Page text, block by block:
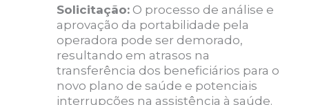
Solicitação: O processo de análise e
aprovação da portabilidade pela
operadora pode ser demorado,
resultando em atrasos na
transferência dos beneficiários para o
novo plano de saúde e potenciais
interrupções na assistência à saúde.